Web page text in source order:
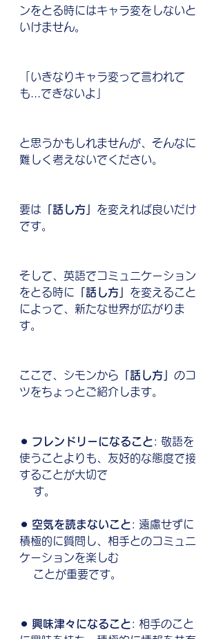
ンをとる時にはキャラ変をしないと
いけません。
「いきなりキャラ変って言われて
も...できないよ」
と思うかもしれませんが、そんなに
難しく考えないでください。
要は 「話し方」 を変えれば良いだけ
です。
そして、英語でコミュニケーション
をとる時に 「話し方」 を変えること
によって、新たな世界が広がりま
す。
ここで、シモンから 「話し方」 のコ
ツをちょっとご紹介します。
⚫︎ フレンドリーになること: 敬語を
使うことよりも、友好的な態度で接
することが大切で
    す。
⚫︎ 空気を読まないこと: 遠慮せずに
積極的に質問し、相手とのコミュニ
ケーションを楽しむ
    ことが重要です。
⚫︎ 興味津々になること: 相手のこと